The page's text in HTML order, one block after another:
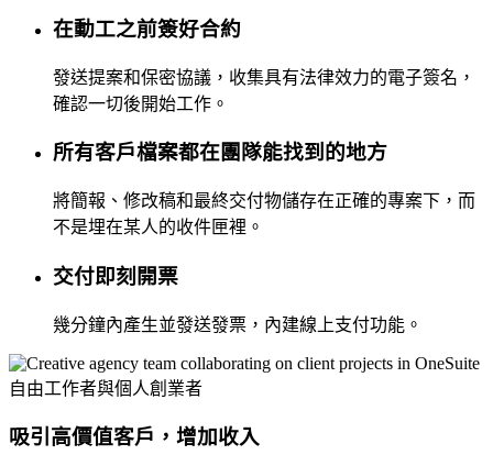
在動工之前簽好合約
發送提案和保密協議，收集具有法律效力的電子簽名，
確認一切後開始工作。
所有客戶檔案都在團隊能找到的地方
將簡報、修改稿和最終交付物儲存在正確的專案下，而
不是埋在某人的收件匣裡。
交付即刻開票
幾分鐘內產生並發送發票，內建線上支付功能。
自由工作者與個人創業者
吸引高價值客戶，增加收入